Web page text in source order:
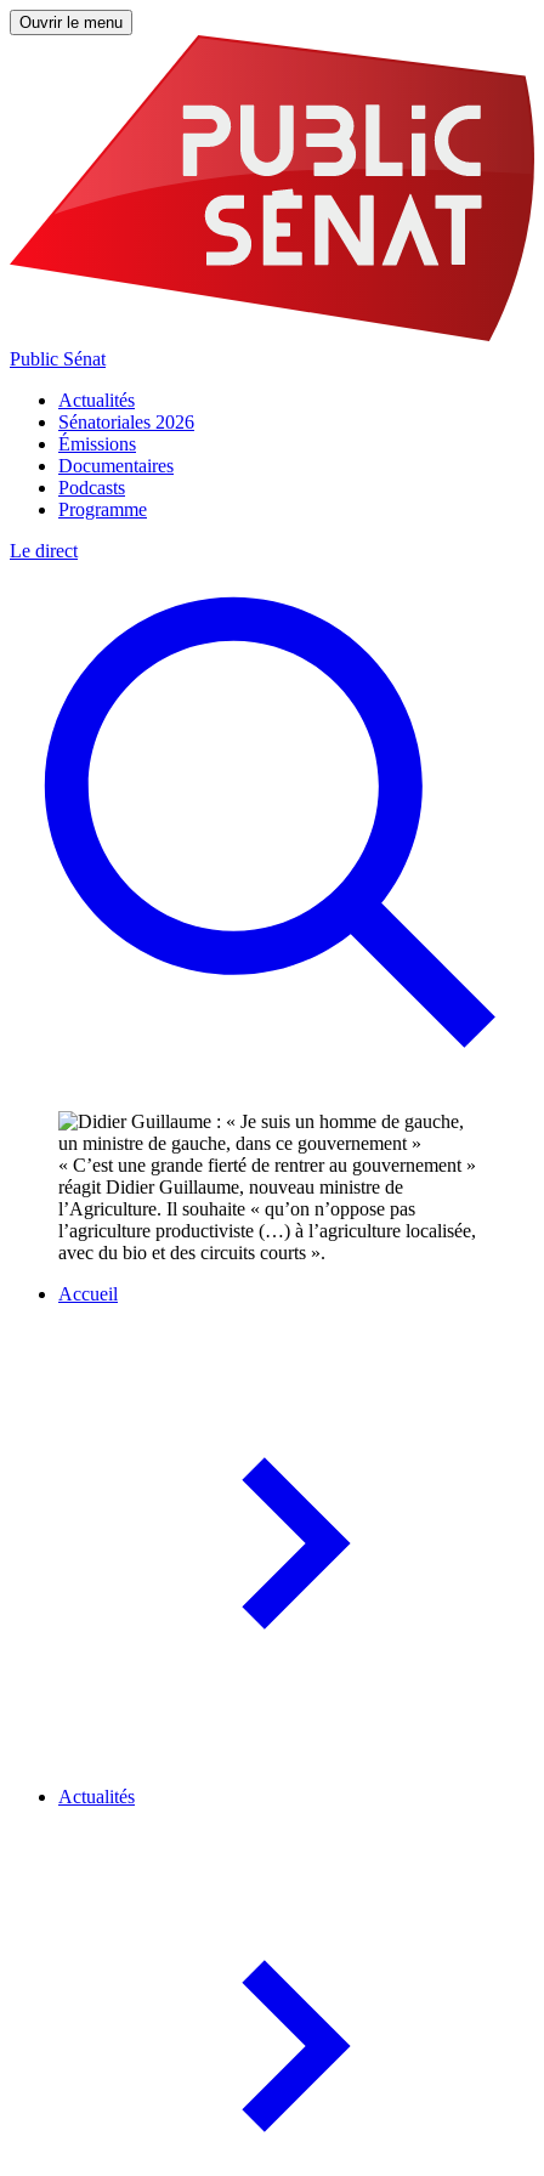
Ouvrir le menu
Public Sénat
Actualités
Sénatoriales 2026
Émissions
Documentaires
Podcasts
Programme
Le direct
« C’est une grande fierté de rentrer au gouvernement »
réagit Didier Guillaume, nouveau ministre de
l’Agriculture. Il souhaite « qu’on n’oppose pas
l’agriculture productiviste (…) à l’agriculture localisée,
avec du bio et des circuits courts ».
Accueil
Actualités